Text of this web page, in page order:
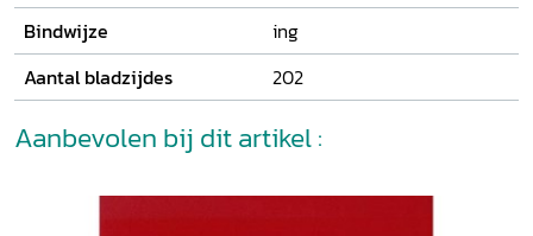
Bindwijze
ing
Aantal bladzijdes
202
Aanbevolen bij dit artikel :